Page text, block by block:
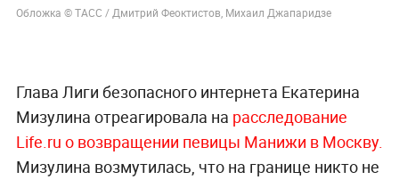
Обложка © ТАСС / Дмитрий Феоктистов, Михаил Джапаридзе
Глава Лиги безопасного интернета Екатерина
Мизулина отреагировала на расследование
Life.ru о возвращении певицы Манижи в Москву.
Мизулина возмутилась, что на границе никто не